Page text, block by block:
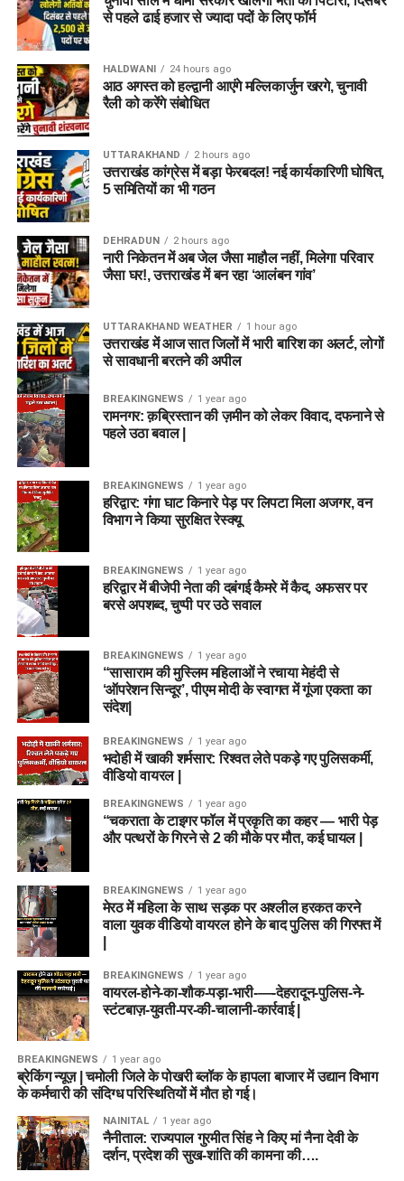
से पहले ढाई हजार से ज्यादा पदों के लिए फॉर्म
HALDWANI 24 hours ago
आठ अगस्त को हल्द्वानी आएंगे मल्लिकार्जुन खरगे, चुनावी
रैली को करेंगे संबोधित
UTTARAKHAND 2 hours ago
उत्तराखंड कांग्रेस में बड़ा फेरबदल! नई कार्यकारिणी घोषित,
5 समितियों का भी गठन
DEHRADUN 2 hours ago
नारी निकेतन में अब जेल जैसा माहौल नहीं, मिलेगा परिवार
जैसा घर!, उत्तराखंड में बन रहा ‘आलंबन गांव’
UTTARAKHAND WEATHER 1 hour ago
उत्तराखंड में आज सात जिलों में भारी बारिश का अलर्ट, लोगों
से सावधानी बरतने की अपील
BREAKINGNEWS 1 year ago
रामनगर: क़ब्रिस्तान की ज़मीन को लेकर विवाद, दफनाने से
पहले उठा बवाल |
BREAKINGNEWS 1 year ago
हरिद्वार: गंगा घाट किनारे पेड़ पर लिपटा मिला अजगर, वन
विभाग ने किया सुरक्षित रेस्क्यू
BREAKINGNEWS 1 year ago
हरिद्वार में बीजेपी नेता की दबंगई कैमरे में कैद, अफसर पर
बरसे अपशब्द, चुप्पी पर उठे सवाल
BREAKINGNEWS 1 year ago
“सासाराम की मुस्लिम महिलाओं ने रचाया मेहंदी से
‘ऑपरेशन सिन्दूर’, पीएम मोदी के स्वागत में गूंजा एकता का
संदेश|
BREAKINGNEWS 1 year ago
भदोही में खाकी शर्मसार: रिश्वत लेते पकड़े गए पुलिसकर्मी,
वीडियो वायरल |
BREAKINGNEWS 1 year ago
“चकराता के टाइगर फॉल में प्रकृति का कहर — भारी पेड़
और पत्थरों के गिरने से 2 की मौके पर मौत, कई घायल |
BREAKINGNEWS 1 year ago
मेरठ में महिला के साथ सड़क पर अश्लील हरकत करने
वाला युवक वीडियो वायरल होने के बाद पुलिस की गिरफ्त में
BREAKINGNEWS 1 year ago
वायरल-होने-का-शौक-पड़ा-भारी-—-देहरादून-पुलिस-ने-
स्टंटबाज़-युवती-पर-की-चालानी-कार्रवाई |
BREAKINGNEWS 1 year ago
ब्रेकिंग न्यूज़ | चमोली जिले के पोखरी ब्लॉक के हापला बाजार में उद्यान विभाग
के कर्मचारी की संदिग्ध परिस्थितियों में मौत हो गई।
NAINITAL 1 year ago
नैनीताल: राज्यपाल गुरमीत सिंह ने किए मां नैना देवी के
दर्शन, प्रदेश की सुख-शांति की कामना की….